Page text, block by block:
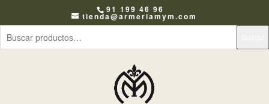
91 199 46 96
tienda@armeriamym.com